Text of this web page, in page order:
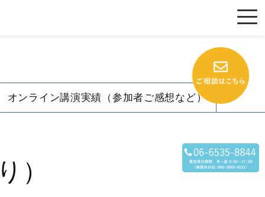
オンライン講演実績（参加者ご感想など）
）